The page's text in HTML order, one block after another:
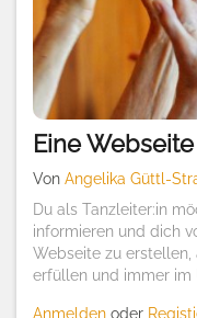
Eine
Von Angelika Güttl-
Du als Tanzleiter:in
informieren und dich
Webseite zu
erfüllen und immer im
Anmelden oder